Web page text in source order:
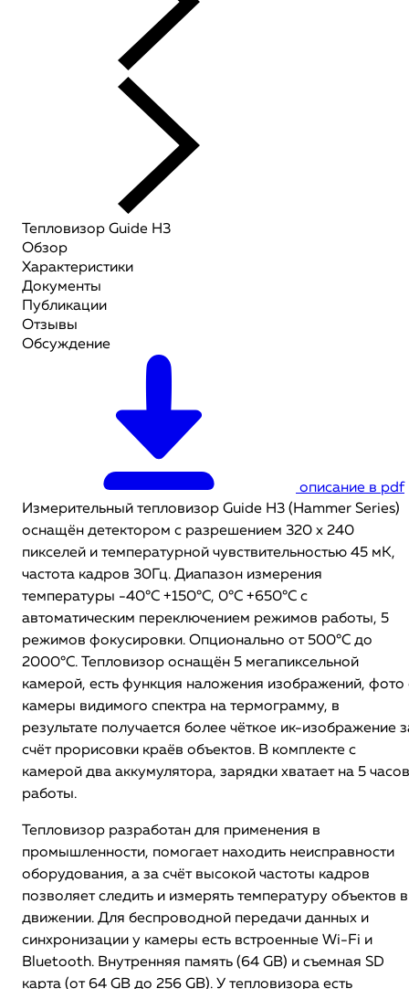
Тепловизор Guide H3
Обзор
Характеристики
Документы
Публикации
Отзывы
Обсуждение
описание в pdf
Измерительный тепловизор Guide H3 (Hammer Series)
оснащён детектором с разрешением 320 x 240
пикселей и температурной чувствительностью 45 мК,
частота кадров 30Гц. Диапазон измерения
температуры -40°C +150°C, 0°C +650°C с
автоматическим переключением режимов работы, 5
режимов фокусировки. Опционально от 500°C до
2000°C. Тепловизор оснащён 5 мегапиксельной
камерой, есть функция наложения изображений, фото
камеры видимого спектра на термограмму, в
результате получается более чёткое ик-изображение
счёт прорисовки краёв объектов. В комплекте с
камерой два аккумулятора, зарядки хватает на 5 часов
работы.
Тепловизор разработан для применения в
промышленности, помогает находить неисправности
оборудования, а за счёт высокой частоты кадров
позволяет следить и измерять температуру объектов в
движении. Для беспроводной передачи данных и
синхронизации у камеры есть встроенные Wi-Fi и
Bluetooth. Внутренняя память (64 GB) и съемная SD
карта (от 64 GB до 256 GB). У тепловизора есть